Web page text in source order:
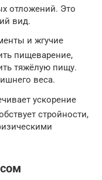
отложений. Это
вид.
и жгучие
пищеварение,
тяжёлую пищу.
веса.
ускорение
стройности,